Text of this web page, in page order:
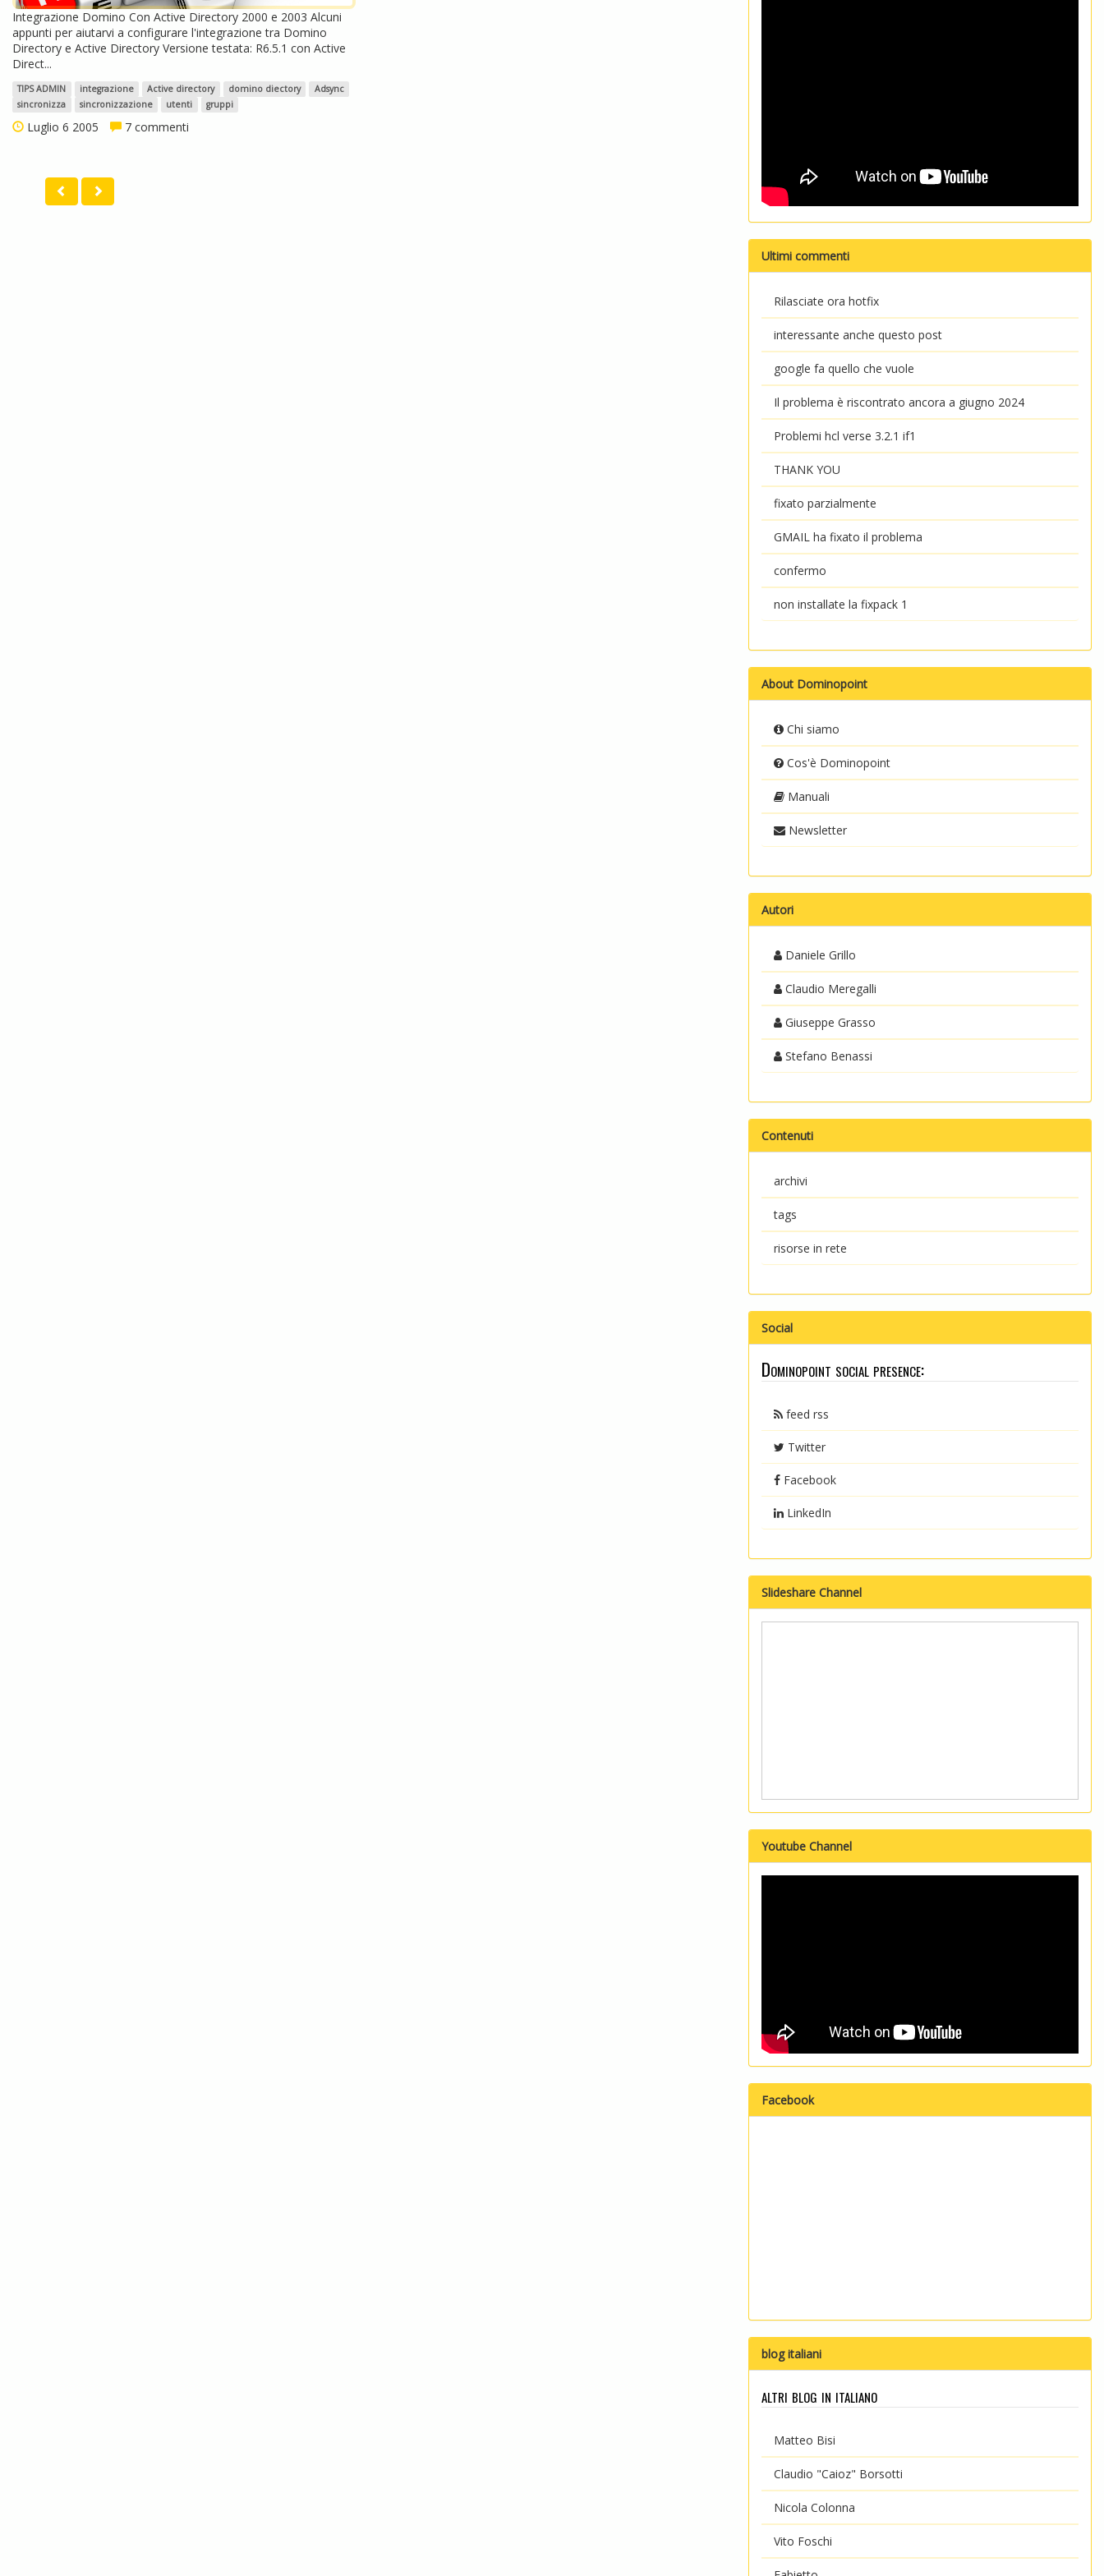
Integrazione Domino Con Active Directory 2000 e 2003 Alcuni
appunti per aiutarvi a configurare l'integrazione tra Domino
Directory e Active Directory Versione testata: R6.5.1 con Active
Direct...
TIPS ADMIN integrazione Active directory domino diectory
Adsync
sincronizza
sincronizzazione utenti gruppi
Luglio 6 2005 7 commenti
Ultimi commenti
Rilasciate ora hotfix
interessante anche questo post
google fa quello che vuole
Il problema è riscontrato ancora a giugno 2024
Problemi hcl verse 3.2.1 if1
THANK YOU
fixato parzialmente
GMAIL ha fixato il problema
confermo
non installate la fixpack 1
About Dominopoint
Chi siamo
Cos'è Dominopoint
Manuali
Newsletter
Autori
Daniele Grillo
Claudio Meregalli
Giuseppe Grasso
Stefano Benassi
Contenuti
archivi
tags
risorse in rete
Social
Dominopoint social presence:
feed rss
Twitter
Facebook
LinkedIn
Slideshare Channel
Youtube Channel
Facebook
blog italiani
altri blog in italiano
Matteo Bisi
Claudio "Caioz" Borsotti
Nicola Colonna
Vito Foschi